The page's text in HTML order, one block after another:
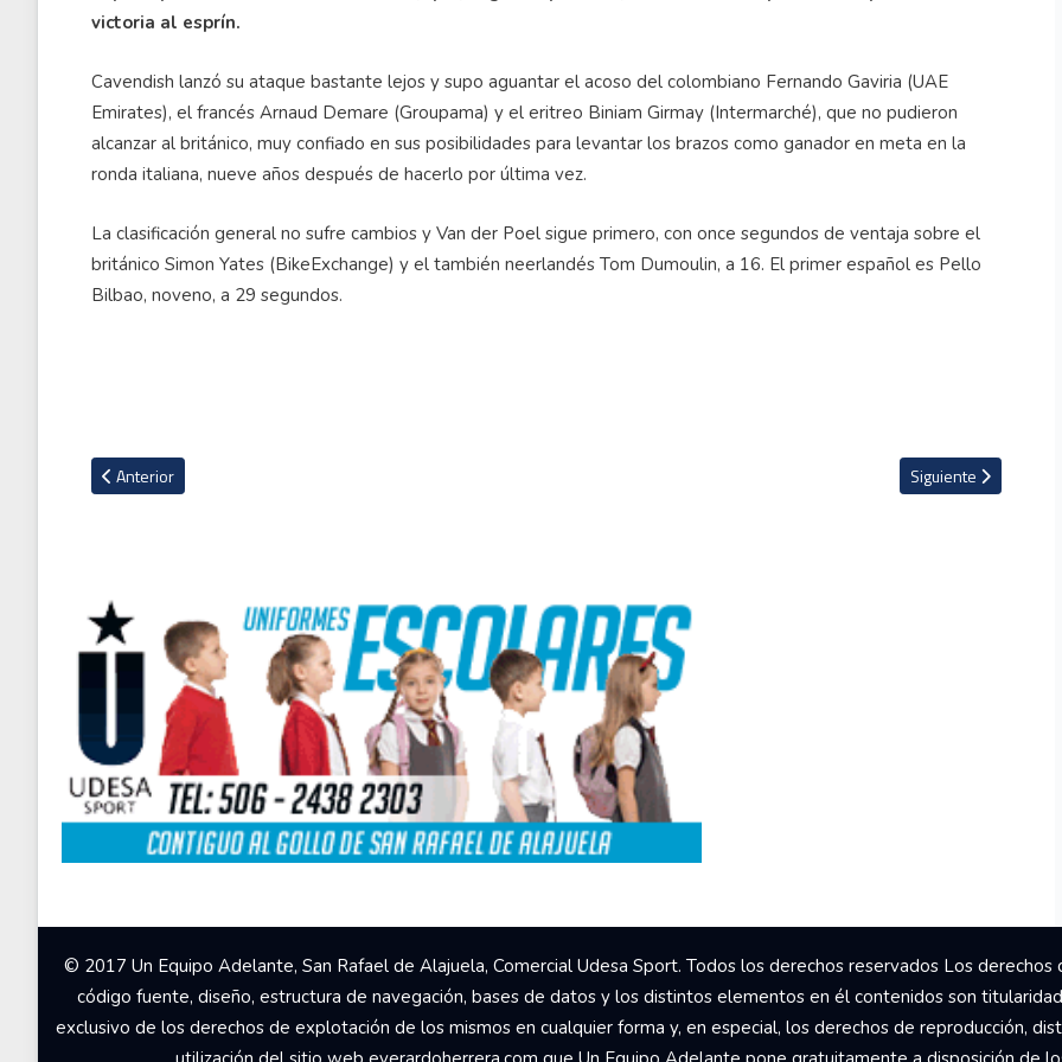
victoria al esprín.
Cavendish lanzó su ataque bastante lejos y supo aguantar el acoso del colombiano Fernando Gaviria (UAE
Emirates), el francés Arnaud Demare (Groupama) y el eritreo Biniam Girmay (Intermarché), que no pudieron
alcanzar al británico, muy confiado en sus posibilidades para levantar los brazos como ganador en meta en la
ronda italiana, nueve años después de hacerlo por última vez.
La clasificación general no sufre cambios y Van der Poel sigue primero, con once segundos de ventaja sobre el
británico Simon Yates (BikeExchange) y el también neerlandés Tom Dumoulin, a 16. El primer español es Pello
Bilbao, noveno, a 29 segundos.
Artículo anterior: Andrey Amador estará presente en el Tour de Hungría
Anterior Artículo siguiente:
Siguiente
© 2017 Un Equipo Adelante, San Rafael de Alajuela, Comercial Udesa Sport. Todos los derechos reservados Los
código fuente, diseño, estructura de navegación, bases de datos y los distintos elementos en él contenidos son
exclusivo de los derechos de explotación de los mismos en cualquier forma y, en especial, los derechos de reproducción,